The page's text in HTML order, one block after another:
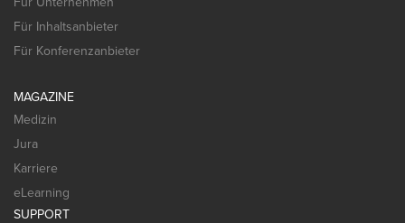
Für Inhaltsanbieter
Für Konferenzanbieter
MAGAZINE
Medizin
Jura
Karriere
eLearning
SUPPORT